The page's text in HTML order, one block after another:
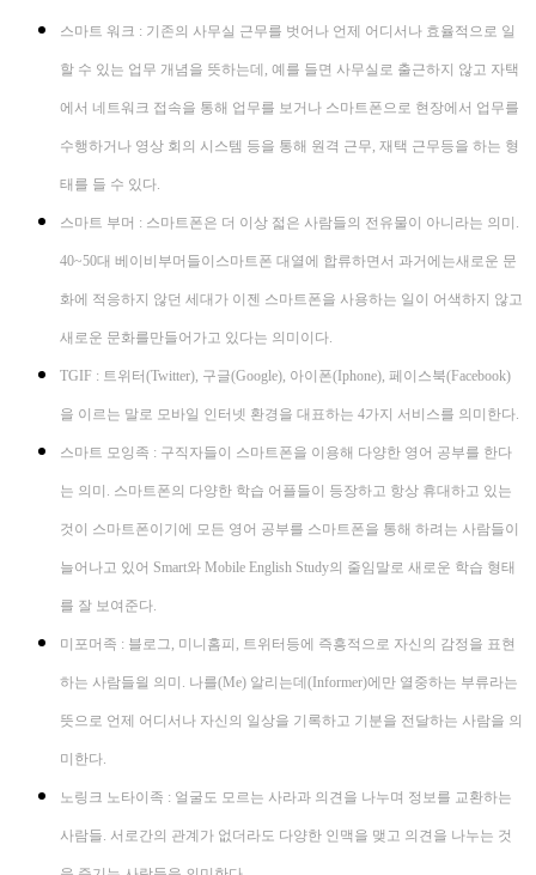
스마트 워크 : 기존의 사무실 근무를 벗어나 언제 어디서나 효율적으로 일
할 수 있는 업무 개념을 뜻하는데, 예를 들면 사무실로 출근하지 않고 자택
에서 네트워크 접속을 통해 업무를 보거나 스마트폰으로 현장에서 업무를
수행하거나 영상 회의 시스템 등을 통해 원격 근무, 재택 근무등을 하는 형
태를 들 수 있다.
스마트 부머 : 스마트폰은 더 이상 젋은 사람들의 전유물이 아니라는 의미.
40~50대 베이비부머들이스마트폰 대열에 합류하면서 과거에는새로운 문
화에 적응하지 않던 세대가 이젠 스마트폰을 사용하는 일이 어색하지 않고
새로운 문화를만들어가고 있다는 의미이다.
TGIF : 트위터(Twitter), 구글(Google), 아이폰(Iphone), 페이스북(Facebook)
을 이르는 말로 모바일 인터넷 환경을 대표하는 4가지 서비스를 의미한다.
스마트 모잉족 : 구직자들이 스마트폰을 이용해 다양한 영어 공부를 한다
는 의미. 스마트폰의 다양한 학습 어플들이 등장하고 항상 휴대하고 있는
것이 스마트폰이기에 모든 영어 공부를 스마트폰을 통해 하려는 사람들이
늘어나고 있어 Smart와 Mobile English Study의 줄임말로 새로운 학습 형태
를 잘 보여준다.
미포머족 : 블로그, 미니홈피, 트위터등에 즉흥적으로 자신의 감정을 표현
하는 사람들읠 의미. 나를(Me) 알리는데(Informer)에만 열중하는 부류라는
뜻으로 언제 어디서나 자신의 일상을 기록하고 기분을 전달하는 사람을 의
미한다.
노링크 노타이족 : 얼굴도 모르는 사라과 의견을 나누며 정보를 교환하는
사람들. 서로간의 관계가 없더라도 다양한 인맥을 맺고 의견을 나누는 것